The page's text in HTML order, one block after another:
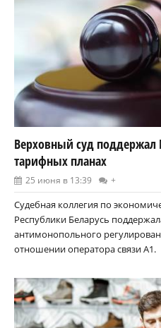
Верховный суд поддержал
тарифных планах
25 июня в 13:39 +
Судебная коллегия по
Республики Беларусь
антимонопольного
отношении оператора связи A1.